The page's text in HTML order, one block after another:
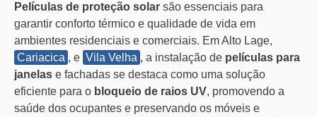
Películas de proteção solar são essenciais para
garantir conforto térmico e qualidade de vida em
ambientes residenciais e comerciais. Em Alto Lage,
Cariacica , e Vila Velha , a instalação de películas para
janelas e fachadas se destaca como uma solução
eficiente para o bloqueio de raios UV, promovendo a
saúde dos ocupantes e preservando os móveis e